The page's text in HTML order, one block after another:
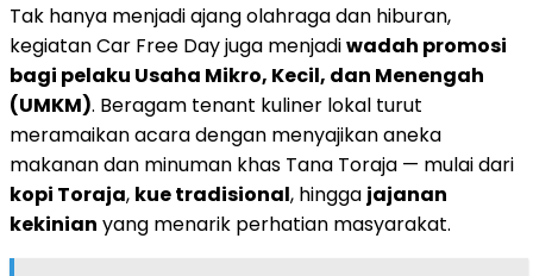
Tak hanya menjadi ajang olahraga dan hiburan,
kegiatan Car Free Day juga menjadiwadah promosi
bagi pelaku Usaha Mikro, Kecil, dan Menengah
(UMKM). Beragam tenant kuliner lokal turut
meramaikan acara dengan menyajikan aneka
makanan dan minuman khas Tana Toraja — mulai dari
kopi Toraja, kue tradisional, hingga jajanan
kekinian yang menarik perhatian masyarakat.